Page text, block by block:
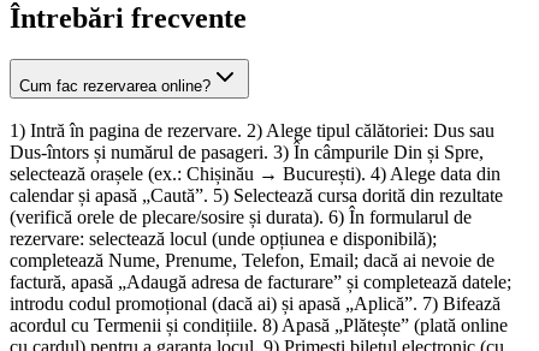
Întrebări frecvente
Cum fac rezervarea online?
1) Intră în pagina de rezervare. 2) Alege tipul călătoriei: Dus sau
Dus-întors și numărul de pasageri. 3) În câmpurile Din și Spre,
selectează orașele (ex.: Chișinău → București). 4) Alege data din
calendar și apasă „Caută”. 5) Selectează cursa dorită din rezultate
(verifică orele de plecare/sosire și durata). 6) În formularul de
rezervare: selectează locul (unde opțiunea e disponibilă);
completează Nume, Prenume, Telefon, Email; dacă ai nevoie de
factură, apasă „Adaugă adresa de facturare” și completează datele;
introdu codul promoțional (dacă ai) și apasă „Aplică”. 7) Bifează
acordul cu Termenii și condițiile. 8) Apasă „Plătește” (plată online